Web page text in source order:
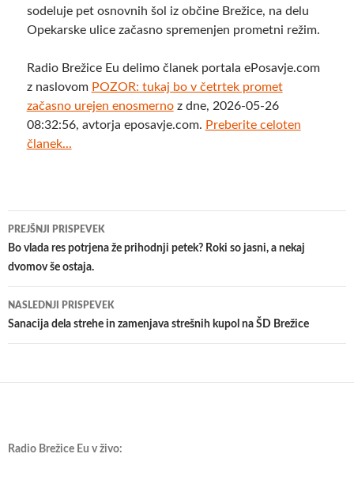
sodeluje pet osnovnih šol iz občine Brežice, na delu
Opekarske ulice začasno spremenjen prometni režim.
Radio Brežice Eu delimo članek portala ePosavje.com
z naslovom POZOR: tukaj bo v četrtek promet
začasno urejen enosmernoz dne, 2026-05-26
08:32:56, avtorja eposavje.com. Preberite celoten
članek...
Krmarjenje
po
prispevkih
PREJŠNJI PRISPEVEK
Bo vlada res potrjena že prihodnji petek? Roki so jasni, a nekaj
dvomov še ostaja.
NASLEDNJI PRISPEVEK
Sanacija dela strehe in zamenjava strešnih kupol na ŠD Brežice
Radio Brežice Eu v živo: